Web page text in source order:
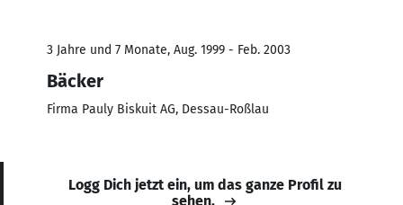
3 Jahre und 7 Monate, Aug. 1999 - Feb. 2003
Bäcker
Firma Pauly Biskuit AG, Dessau-Roßlau
Logg Dich jetzt ein, um das ganze Profil zu
sehen.